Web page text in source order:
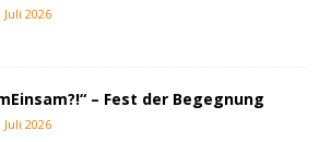
Juli 2026
– Fest der Begegnung
Juli 2026